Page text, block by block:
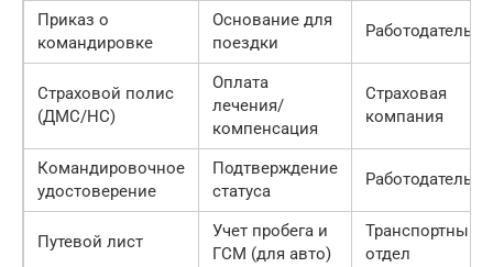
Приказ о
командировке
Основание для
поездки
Работодатель
Страховой полис
(ДМС/НС)
Оплата
лечения/
компенсация
Страховая
компания
Командировочное
удостоверение
Подтверждение
статуса
Работодатель
Путевой лист
Учет пробега и
ГСМ (для авто)
Транспортный
отдел